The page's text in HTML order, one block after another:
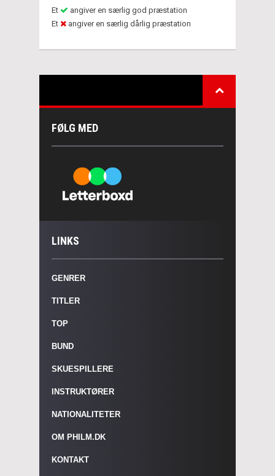
Et
angiver en særlig god præstation
Et
angiver en særlig dårlig præstation
FØLG MED
LINKS
GENRER
TITLER
TOP
BUND
SKUESPILLERE
INSTRUKTØRER
NATIONALITETER
OM PHILM.DK
KONTAKT